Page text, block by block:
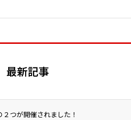
最新記事
つが開催されました！